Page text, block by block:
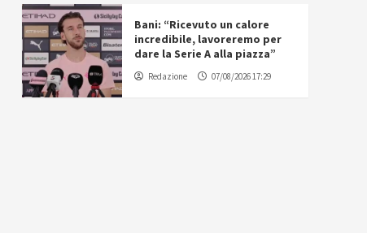
Bani: “Ricevuto un calore
incredibile, lavoreremo per
dare la Serie A alla piazza”
Redazione 07/08/2026 17:29